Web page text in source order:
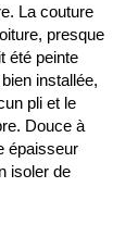
La couture
presque
été peinte
installée,
pli et le
Douce à
épaisseur
isoler de